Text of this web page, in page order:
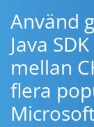
Använd
Java
mellan
flera